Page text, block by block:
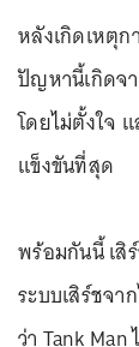
หลังเกิดเหตุ
ปัญหานี้เกิดจ
โดยไม่ตั้งใจ
แข็งขันที่สุด
พร้อมกันนี้ เสิ
ระบบเสิร์ชจ
ว่า Tank Man